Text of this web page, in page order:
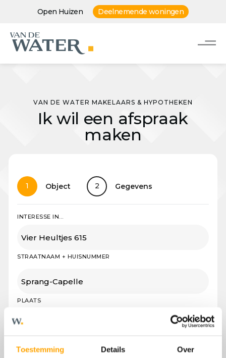
Toestemming Details Over
Open Huizen Deelnemende woningen
VAN DE WATER MAKELAARS & HYPOTHEKEN
Ik wil een afspraak
maken
1 Object 2 Gegevens
INTERESSE IN…
STRAATNAAM + HUISNUMMER
PLAATS